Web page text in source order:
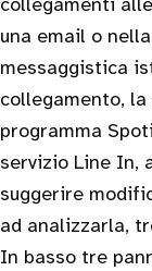
una email o
messaggistica
collegamento,
programma
servizio Line In,
suggerire
ad analizzarla,
In basso tre